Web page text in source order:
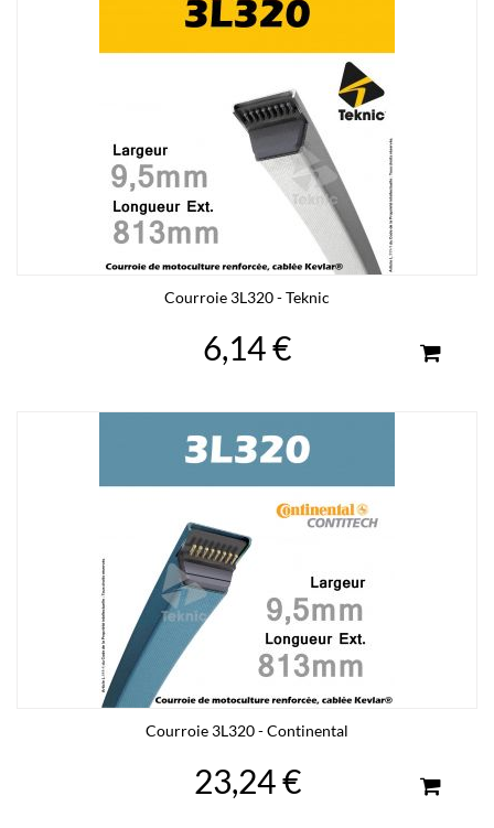
Courroie 3L320 - Teknic
6,14 €
Courroie 3L320 - Continental
23,24 €